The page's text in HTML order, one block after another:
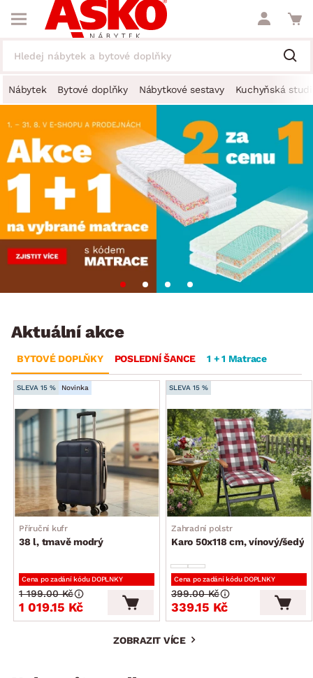
Nábytek Bytové doplňky Nábytkové sestavy Kuchyňská
Aktuální akce
BYTOVÉ DOPLŇKY POSLEDNÍ ŠANCE 1 + 1 Matrace
SLEVA 15 % Novinka
Příruční kufr
38 l, tmavě modrý
Cena po zadání kódu DOPLNKY
1 019.15 Kč
1 199.00 Kč
SLEVA 15 %
Zahradní polstr
Karo 50x118 cm, vínový/šedý
Cena po zadání kódu DOPLNKY
339.15 Kč
399.00 Kč
ZOBRAZIT VÍCE